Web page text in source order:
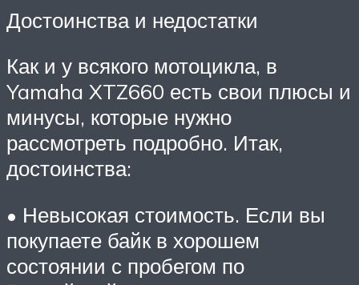
Достоинства и недостатки
Как и у всякого мотоцикла, в
Yamaha XTZ660 есть свои плюсы и
минусы, которые нужно
рассмотреть подробно. Итак,
достоинства:
• Невысокая стоимость. Если вы
покупаете байк в хорошем
состоянии с пробегом по